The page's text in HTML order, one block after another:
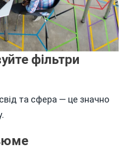
фільтри
та сфера — це значно